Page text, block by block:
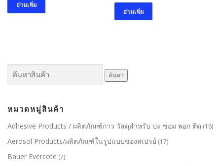
อ่านเพิ่ม
อ่านเพิ่ม
ค้นหา
หมวดหมู่สินค้า
Adhesive Products / ผลิตภัณฑ์กาว วัสดุสำหรับ ปะ ซ่อม พอก ติด (16)
Aerosol Products/ผลิตภัณฑ์ในรูปแบบของสเปรย์ (17)
Bauer Evercote (7)